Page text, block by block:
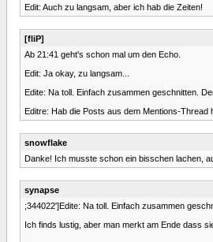
Edit: Auch zu langsam, aber ich hab die Zeiten!
[fliP]
Ab 21:41 geht's schon mal um den Echo.
Edit: Ja okay, zu langsam...
Edite: Na toll. Einfach zusammen geschnitten.
Editre: Hab die Posts aus dem Mentions-Thread
snowflake
Danke! Ich musste schon ein bisschen lachen,
synapse
;344022']Edite: Na toll. Einfach zusammen
Ich finds lustig, aber man merkt am Ende dass